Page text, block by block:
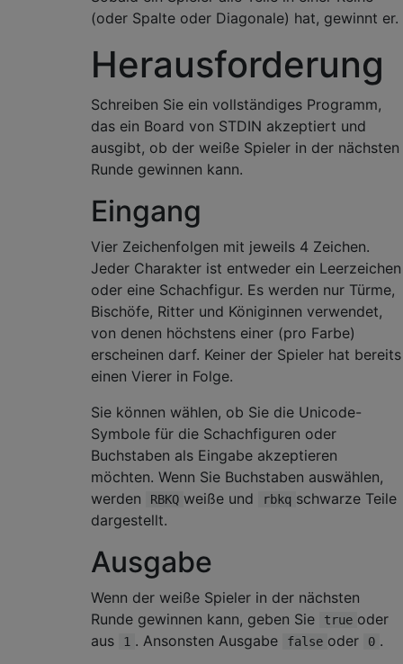
(oder Spalte oder Diagonale) hat, gewinnt er.
Herausforderung
Schreiben Sie ein vollständiges Programm,
das ein Board von STDIN akzeptiert und
ausgibt, ob der weiße Spieler in der nächsten
Runde gewinnen kann.
Eingang
Vier Zeichenfolgen mit jeweils 4 Zeichen.
Jeder Charakter ist entweder ein Leerzeichen
oder eine Schachfigur. Es werden nur Türme,
Bischöfe, Ritter und Königinnen verwendet,
von denen höchstens einer (pro Farbe)
erscheinen darf. Keiner der Spieler hat bereits
einen Vierer in Folge.
Sie können wählen, ob Sie die Unicode-
Symbole für die Schachfiguren oder
Buchstaben als Eingabe akzeptieren
möchten. Wenn Sie Buchstaben auswählen,
werden
RBKQ weiße und rbkq schwarze Teile
dargestellt.
Ausgabe
Wenn der weiße Spieler in der nächsten
Runde gewinnen kann, geben Sie
true oder
aus
1 . Ansonsten Ausgabe false oder 0 .